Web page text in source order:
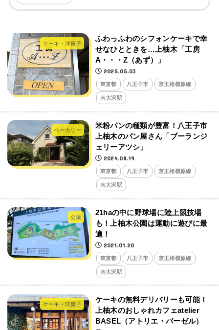
ケーキ・洋菓子
ふわっふわのシフォンケーキで幸
せなひとときを…上柚木「工房
A・・・Z（あず）」
2025.05.03
東京都 八王子市 京王相模原線
南大沢駅
ベーカリー
米粉パンの種類が豊富！八王子市
上柚木のパン屋さん「ブーランジ
ェリーアツシ」
2024.08.19
東京都 八王子市 京王相模原線
南大沢駅
公園
21haの中に野球場に陸上競技場
も！上柚木公園は運動に遊びに最
適！
2021.01.20
東京都 八王子市 京王相模原線
南大沢駅
ケーキ・洋菓子
ケーキの無料デリバリーも可能！
上柚木のおしゃれカフェatelier
BASEL（アトリエ・バーゼル）